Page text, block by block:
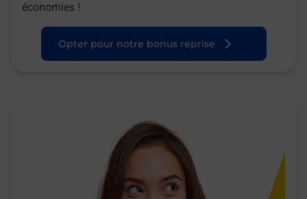
économies !
Opter pour notre bonus reprise